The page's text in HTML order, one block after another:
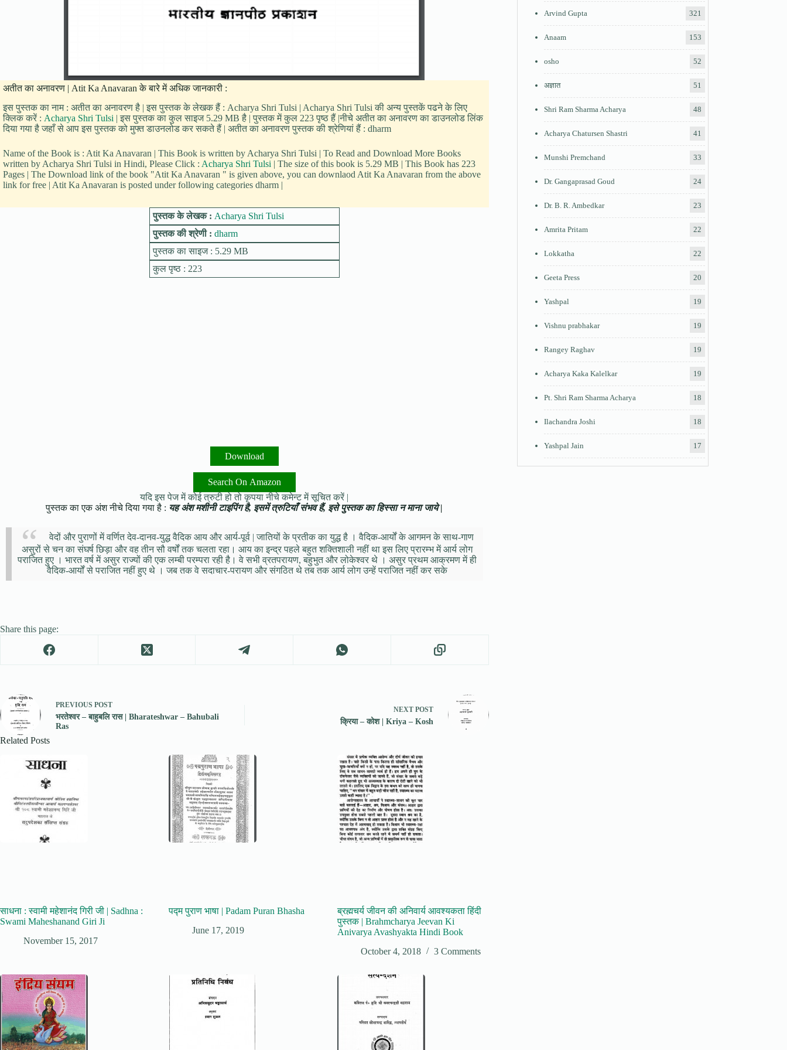
अतीत का अनावरण | Atit Ka Anavaran के बारे में अधिक जानकारी :
इस पुस्तक का नाम : अतीत का अनावरण है | इस पुस्तक के लेखक हैं : Acharya Shri Tulsi | Acharya Shri Tulsi की अन्य पुस्तकें पढने के लिए
क्लिक करें : Acharya Shri Tulsi | इस पुस्तक का कुल साइज 5.29 MB है | पुस्तक में कुल 223 पृष्ठ हैं |नीचे अतीत का अनावरण का डाउनलोड लिंक
दिया गया है जहाँ से आप इस पुस्तक को मुफ्त डाउनलोड कर सकते हैं | अतीत का अनावरण पुस्तक की श्रेणियां हैं : dharm
Name of the Book is : Atit Ka Anavaran | This Book is written by Acharya Shri Tulsi | To Read and Download More Books
written by Acharya Shri Tulsi in Hindi, Please Click : Acharya Shri Tulsi | The size of this book is 5.29 MB | This Book has 223
Pages | The Download link of the book "Atit Ka Anavaran " is given above, you can downlaod Atit Ka Anavaran from the above
link for free | Atit Ka Anavaran is posted under following categories dharm |
पुस्तक के लेखक : Acharya Shri Tulsi
पुस्तक की श्रेणी : dharm
पुस्तक का साइज : 5.29 MB
कुल पृष्ठ : 223
Download
Search On Amazon
यदि इस पेज में कोई त्रुटी हो तो कृपया नीचे कमेन्ट में सूचित करें |
पुस्तक का एक अंश नीचे दिया गया है : यह अंश मशीनी टाइपिंग है, इसमें त्रुटियाँ संभव हैं, इसे पुस्तक का हिस्सा न माना जाये |
वेदों और पुराणों में वर्णित देव-दानव-युद्ध वैदिक आय और आर्य-पूर्व | जातियों के प्रतीक का युद्ध है । वैदिक-आर्यों के आगमन के साथ-गाण
असुरों से चन का संघर्ष छिड़ा और वह तीन सौ वर्षों तक चलता रहा। आय का इन्द्र पहले बहुत शक्तिशाली नहीं था इस लिए प्रारम्भ में आर्य लोग
पराजित हुए । भारत वर्ष में असुर राज्यों की एक लम्बी परम्परा रही है। वे सभी व्रतपरायण, बहुभुत और लोकेश्वर थे । असुर प्रथम आक्रमण में ही
वैदिक-आर्यों से पराजित नहीं हुए थे । जब तक वे सदाचार-परायण और संगठित थे तब तक आर्य लोग उन्हें पराजित नहीं कर सके
Share this page:
PREVIOUS POST
भरतेश्वर – बाहुबलि रास | Bharateshwar – Bahubali
Ras
NEXT POST
क्रिया – कोश | Kriya – Kosh
Related Posts
साधना : स्वामी महेशानंद गिरी जी | Sadhna :
Swami Maheshanand Giri Ji
November 15, 2017
पद्म पुराण भाषा | Padam Puran Bhasha
June 17, 2019
ब्रह्मचर्य जीवन की अनिवार्य आवश्यकता हिंदी
पुस्तक | Brahmcharya Jeevan Ki
Anivarya Avashyakta Hindi Book
October 4, 2018
3 Comments
Arvind Gupta 321
Anaam 153
osho 52
अज्ञात 51
Shri Ram Sharma Acharya 48
Acharya Chatursen Shastri 41
Munshi Premchand 33
Dr. Gangaprasad Goud 24
Dr. B. R. Ambedkar 23
Amrita Pritam 22
Lokkatha 22
Geeta Press 20
Yashpal 19
Vishnu prabhakar 19
Rangey Raghav 19
Acharya Kaka Kalelkar 19
Pt. Shri Ram Sharma Acharya 18
Ilachandra Joshi 18
Yashpal Jain 17